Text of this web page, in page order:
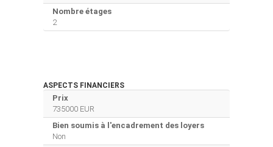
Nombre étages
2
ASPECTS FINANCIERS
Prix
735000 EUR
Bien soumis à l'encadrement des loyers
Non